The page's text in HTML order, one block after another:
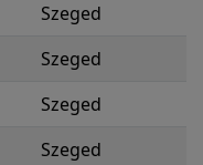
Szeged
Szeged
Szeged
Szeged